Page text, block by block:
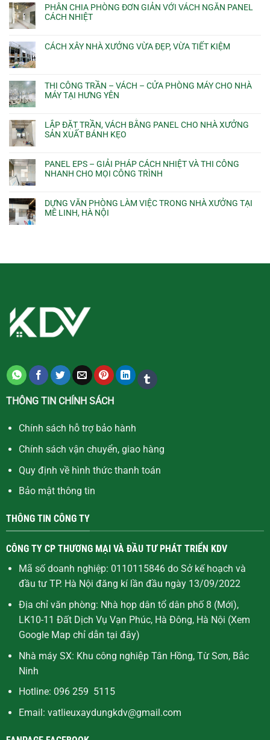
PHÂN CHIA PHÒNG ĐƠN GIẢN VỚI VÁCH NGĂN PANEL
CÁCH NHIỆT
CÁCH XÂY NHÀ XƯỞNG VỪA ĐẸP, VỪA TIẾT KIỆM
THI CÔNG TRẦN – VÁCH – CỬA PHÒNG MÁY CHO NHÀ
MÁY TẠI HƯNG YÊN
LẮP ĐẶT TRẦN, VÁCH BẰNG PANEL CHO NHÀ XƯỞNG
SẢN XUẤT BÁNH KẸO
PANEL EPS – GIẢI PHÁP CÁCH NHIỆT VÀ THI CÔNG
NHANH CHO MỌI CÔNG TRÌNH
DỰNG VĂN PHÒNG LÀM VIỆC TRONG NHÀ XƯỞNG TẠI
MÊ LINH, HÀ NỘI
THÔNG TIN CHÍNH SÁCH
Chính sách hỗ trợ bảo hành
Chính sách vận chuyển, giao hàng
Quy định về hình thức thanh toán
Bảo mật thông tin
THÔNG TIN CÔNG TY
CÔNG TY CP THƯƠNG MẠI VÀ ĐẦU TƯ PHÁT TRIỂN KDV
Mã số doanh nghiệp: 0110115846 do Sở kế hoạch và
đầu tư TP. Hà Nội đăng kí lần đầu ngày 13/09/2022
Địa chỉ văn phòng: Nhà họp dân tổ dân phố 8 (Mới),
LK10-11 Đất Dịch Vụ Vạn Phúc, Hà Đông, Hà Nội (Xem
Google Map chỉ dẫn tại đây)
Nhà máy SX: Khu công nghiệp Tân Hồng, Từ Sơn, Bắc
Ninh
Hotline: 096 259 5115
Email: vatlieuxaydungkdv@gmail.com